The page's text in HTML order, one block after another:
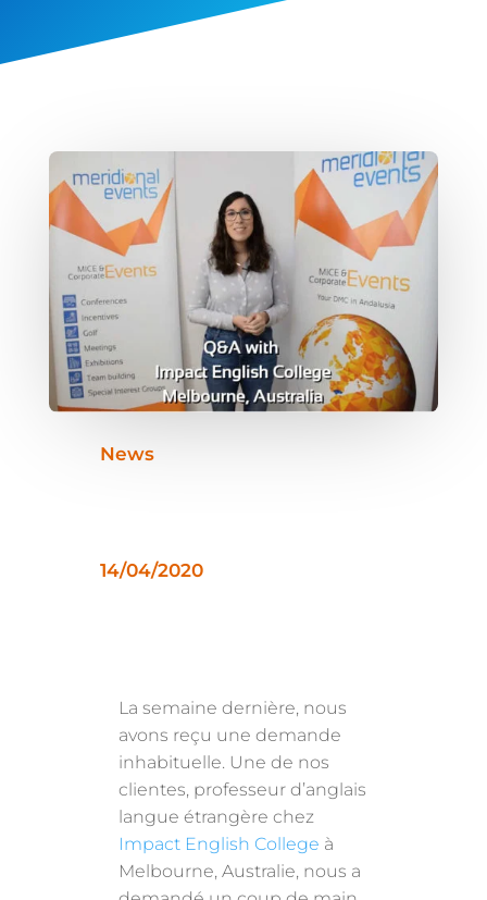
News
14/04/2020
La semaine dernière, nous
avons reçu une demande
inhabituelle. Une de nos
clientes, professeur d’anglais
langue étrangère chez
Impact English College à
Melbourne, Australie, nous a